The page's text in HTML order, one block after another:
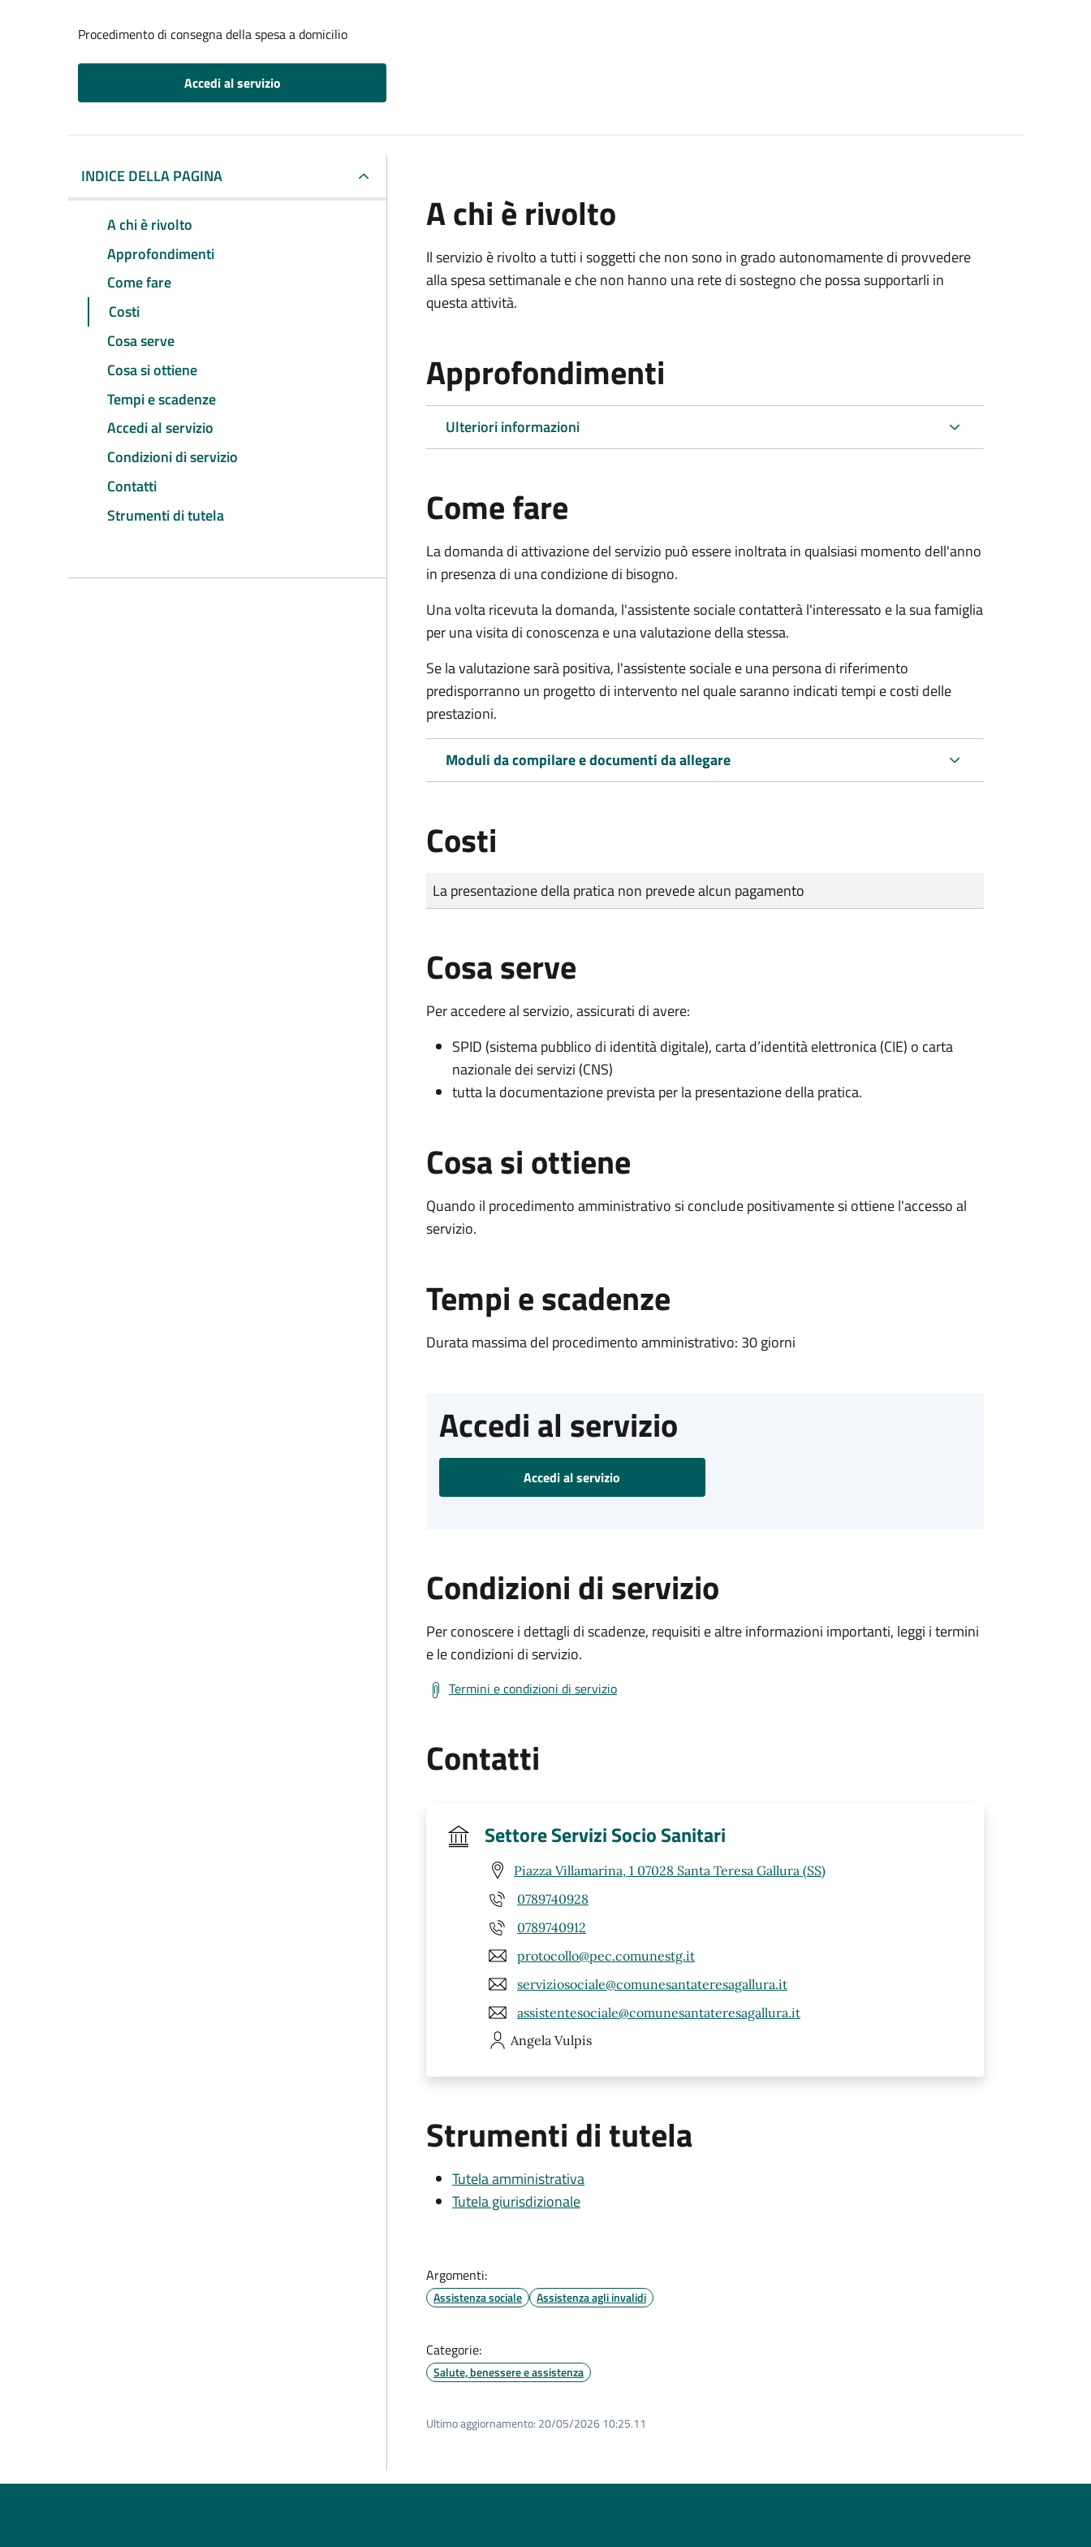
Procedimento di consegna della spesa a domicilio
Accedi al servizio
INDICE DELLA PAGINA
A chi è rivolto
Approfondimenti
Come fare
Costi
Cosa serve
Cosa si ottiene
Tempi e scadenze
Accedi al servizio
Condizioni di servizio
Contatti
Strumenti di tutela
A chi è rivolto
Il servizio è rivolto a tutti i soggetti che non sono in grado autonomamente di provvedere
alla spesa settimanale e che non hanno una rete di sostegno che possa supportarli in
questa attività.
Approfondimenti
Ulteriori informazioni
Come fare
La domanda di attivazione del servizio può essere inoltrata in qualsiasi momento dell'anno
in presenza di una condizione di bisogno.
Una volta ricevuta la domanda, l'assistente sociale contatterà l'interessato e la sua famiglia
per una visita di conoscenza e una valutazione della stessa.
Se la valutazione sarà positiva, l'assistente sociale e una persona di riferimento
predisporranno un progetto di intervento nel quale saranno indicati tempi e costi delle
prestazioni.
Moduli da compilare e documenti da allegare
Costi
Tipo di pagamento
Importo
La presentazione della pratica non prevede alcun pagamento
Cosa serve
Per accedere al servizio, assicurati di avere:
SPID (sistema pubblico di identità digitale), carta d’identità elettronica (CIE) o carta
nazionale dei servizi (CNS)
tutta la documentazione prevista per la presentazione della pratica.
Cosa si ottiene
Quando il procedimento amministrativo si conclude positivamente si ottiene l'accesso al
servizio.
Tempi e scadenze
Durata massima del procedimento amministrativo: 30 giorni
Accedi al servizio
Accedi al servizio
Condizioni di servizio
Per conoscere i dettagli di scadenze, requisiti e altre informazioni importanti, leggi i termini
e le condizioni di servizio.
Termini e condizioni di servizio
Contatti
Settore Servizi Socio Sanitari
Piazza Villamarina, 1 07028 Santa Teresa Gallura (SS)
0789740928
0789740912
protocollo@pec.comunestg.it
serviziosociale@comunesantateresagallura.it
assistentesociale@comunesantateresagallura.it
Angela Vulpis
Strumenti di tutela
Tutela amministrativa
Tutela giurisdizionale
Argomenti:
Assistenza sociale Assistenza agli invalidi
Categorie:
Salute, benessere e assistenza
Ultimo aggiornamento: 20/05/2026 10:25.11